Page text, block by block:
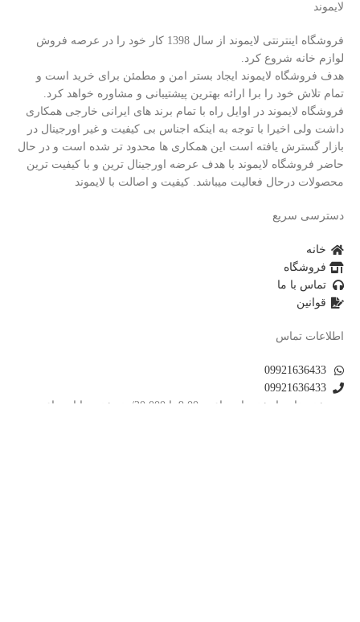
لایموند
فروشگاه اینترنتی لایموند از سال 1398 کار خود را در عرصه فروش
لوازم خانه شروع کرد.
هدف فروشگاه لایموند ایجاد بستر امن و مطمئن برای خرید است و
تمام تلاش خود را برا ارائه بهترین پیشتیبانی و مشاوره خواهد کرد.
فروشگاه لایموند در اوایل راه با تمام برند های ایرانی خارجی همکاری
داشت ولی اخیرا با توجه به اینکه اجناس بی کیفیت و غیر اورجینال در
بازار گسترش یافته است این همکاری ها محدود تر شده است و در حال
حاضر فروشگاه لایموند با هدف عرضه اورجینال ترین و با کیفیت ترین
محصولات درحال فعالیت میباشد. کیفیت و اصالت با لایموند
دسترسی سریع
خانه
فروشگاه
تماس با ما
قوانین
اطلاعات تماس
09921636433
09921636433
شنبه تا چهارشنبه از ساعت 9:00 تا 20:000/ پنجشنبه ها از ساعت